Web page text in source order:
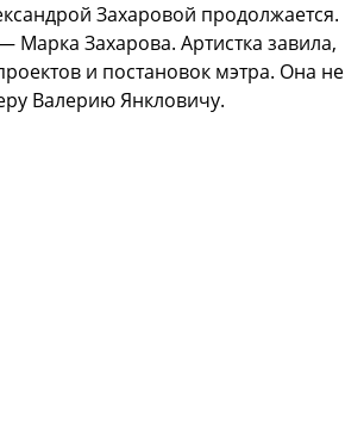
Захаровой продолжается.
Марка Захарова. Артистка завила,
и постановок мэтра. Она не
Валерию Янкловичу.